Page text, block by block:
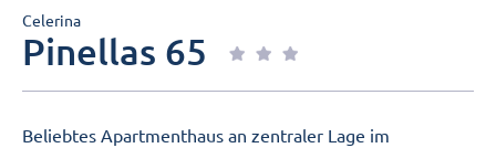
Celerina
Pinellas 65
Beliebtes Apartmenthaus an zentraler Lage im